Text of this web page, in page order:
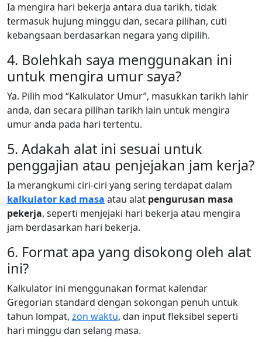
Ia mengira hari bekerja antara dua tarikh, tidak
termasuk hujung minggu dan, secara pilihan, cuti
kebangsaan berdasarkan negara yang dipilih.
4. Bolehkah saya menggunakan ini
untuk mengira umur saya?
Ya. Pilih mod “Kalkulator Umur”, masukkan tarikh lahir
anda, dan secara pilihan tarikh lain untuk mengira
umur anda pada hari tertentu.
5. Adakah alat ini sesuai untuk
penggajian atau penjejakan jam kerja?
Ia merangkumi ciri-ciri yang sering terdapat dalam
kalkulator kad masa atau alat pengurusan masa
pekerja, seperti menjejaki hari bekerja atau mengira
jam berdasarkan hari bekerja.
6. Format apa yang disokong oleh alat
ini?
Kalkulator ini menggunakan format kalendar
Gregorian standard dengan sokongan penuh untuk
tahun lompat, zon waktu, dan input fleksibel seperti
hari minggu dan selang masa.